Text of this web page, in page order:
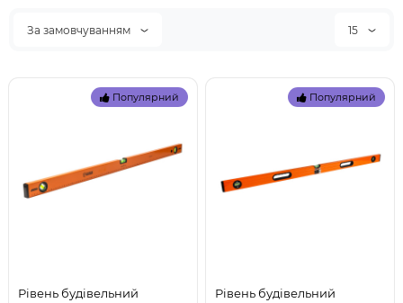
За замовчуванням 15
Популярний
Рівень будівельний
Популярний
Рівень будівельний